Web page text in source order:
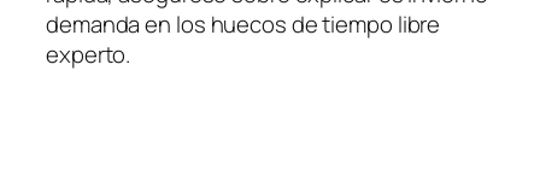
demanda en los huecos de tiempo libre
experto.